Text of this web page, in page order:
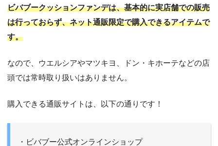
ビバブークッションファンデは、基本的に実店舗での販売
は行っておらず、ネット通販限定で購入できるアイテムで
す。
なので、ウエルシアやマツキヨ、ドン・キホーテなどの店
頭では常時取り扱いはありません。
購入できる通販サイトは、以下の通りです！
・ビバブー公式オンラインショップ